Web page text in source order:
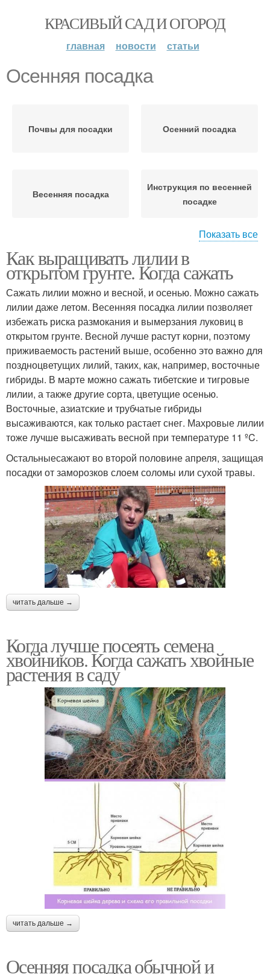
КРАСИВЫЙ САД И ОГОРОД
главная новости статьи
Осенняя посадка
Почвы для посадки Осенний посадка
Весенняя посадка
Инструкция по весенней
посадке
Посадки в зависимости
посадке
Показать все
Как выращивать лилии в
открытом грунте. Когда сажать
Сажать лилии можно и весной, и осенью. Можно сажать
лилии даже летом. Весенняя посадка лилии позволяет
избежать риска размокания и вымерзания луковиц в
открытом грунте. Весной лучше растут корни, поэтому
приживаемость растений выше, особенно это важно для
поздноцветущих лилий, таких, как, например, восточные
гибриды. В марте можно сажать тибетские и тигровые
лилии, а также другие сорта, цветущие осенью.
Восточные, азиатские и трубчатые гибриды
высаживаются, как только растает снег. Махровые лилии
тоже лучше высаживать весной при температуре 11 ºC.
Остальныесажают во второй половине апреля, защищая
посадки от заморозков слоем соломы или сухой травы.
читать дальше →
Когда лучше посеять семена
хвойников. Когда сажать хвойные
растения в саду
читать дальше →
Осенняя посадка обычной и